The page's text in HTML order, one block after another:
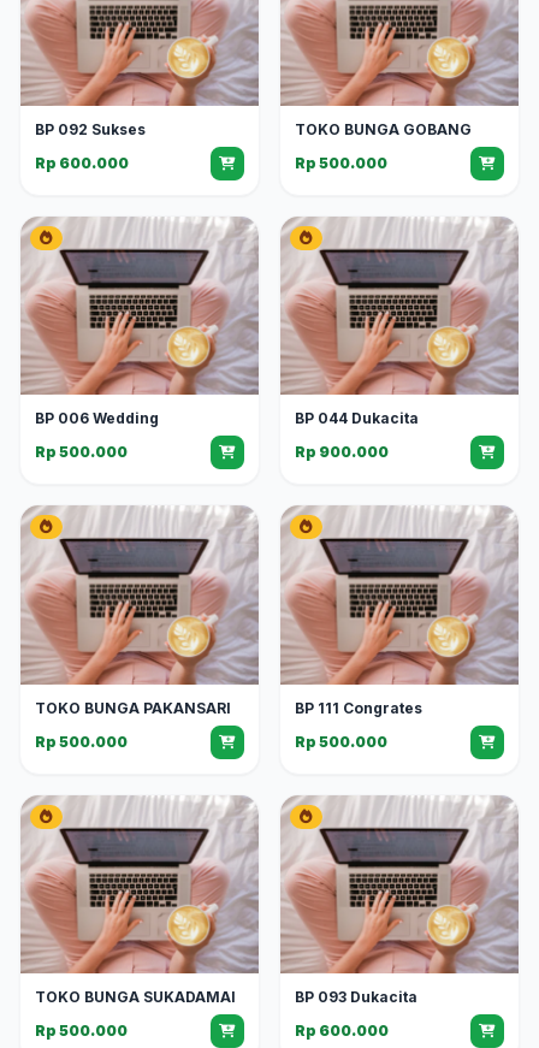
BP 092 Sukses
Rp 600.000
TOKO BUNGA GOBANG
Rp 500.000
BP 006 Wedding
Rp 500.000
BP 044 Dukacita
Rp 900.000
TOKO BUNGA PAKANSARI
Rp 500.000
BP 111 Congrates
Rp 500.000
TOKO BUNGA SUKADAMAI
Rp 500.000
BP 093 Dukacita
Rp 600.000